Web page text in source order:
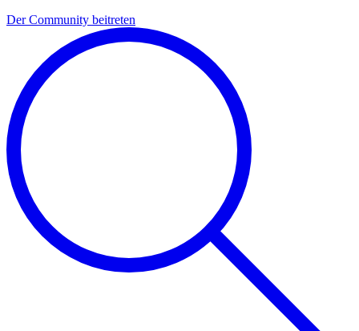
Der Community beitreten